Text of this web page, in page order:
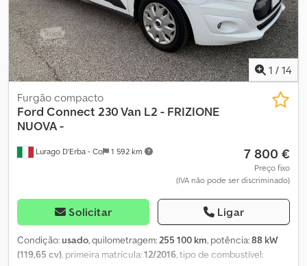
1 / 14
Lurago D'Erba - Co 1 592 km
Furgão compacto
Ford Connect 230 Van L2 - FRIZIONE
NUOVA -
7 800 €
Preço fixo
(IVA não pode ser discriminado)
Solicitar Ligar
Condição:usado, quilometragem:255 100 km, potência:88 kW
(119,65 cv), primeira matrícula:12/2016, tipo de combustível: